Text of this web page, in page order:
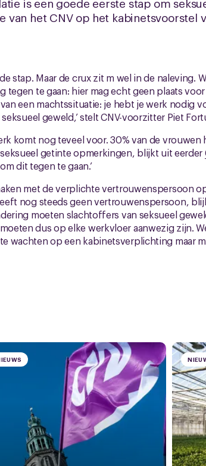
het CNV op het kabinetsvoorstel
stap. Maar de crux zit m wel in de naleving.
tegen te gaan: hier mag echt geen plaats
een machtssituatie: je hebt je werk nodig
geweld,’ stelt CNV-voorzitter Piet
komt nog teveel voor. 30% van de vrouwen
getinte opmerkingen, blijkt uit eerder
dit tegen te gaan.’
met de verplichte vertrouwenspersoon
nog steeds geen vertrouwenspersoon,
moeten slachtoffers van seksueel
dus op elke werkvloer aanwezig zijn.
wachten op een kabinetsverplichting maar